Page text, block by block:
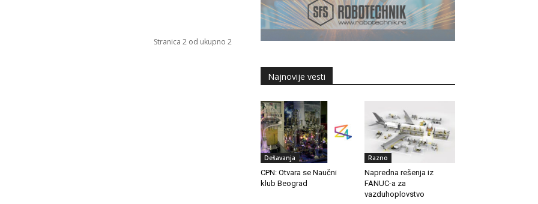
Stranica 2 od ukupno 2
Najnovije vesti
Dešavanja
CPN: Otvara se Naučni
klub Beograd
Razno
Napredna rešenja iz
FANUC-a za
vazduhoplovstvo